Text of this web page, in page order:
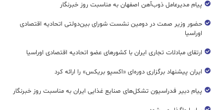
پیام مدیرعامل ذوب‌آهن اصفهان به مناسبت روز خبرنگار
حضور وزیر صمت در دومین نشست شورای بین‌دولتی اتحادیه اقتصادی
اوراسیا
ارتقای مبادلات تجاری ایران با کشورهای عضو اتحادیه اقتصادی اوراسیا
ایران پیشنهاد برگزاری دوره‌ای «اکسپو بریکس» را ارائه کرد
پیام دبیر فدراسیون تشکل‌های صنایع غذایی ایران به مناسبت روز خبرنگار